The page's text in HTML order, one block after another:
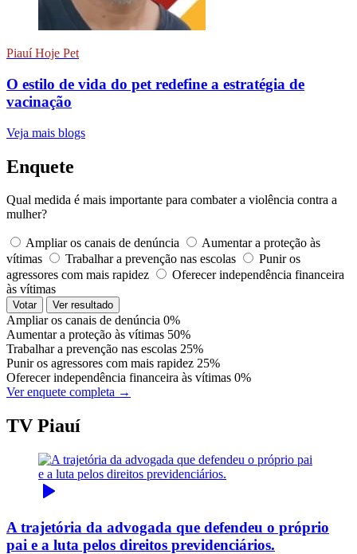
Piauí Hoje Pet
O estilo de vida do pet redefine a estratégia de
vacinação
Veja mais blogs
Enquete
Qual medida é mais importante para combater a violência contra a
mulher?
Ampliar os canais de denúncia
Aumentar a proteção às
vítimas
Trabalhar a prevenção nas escolas
Punir os
agressores com mais rapidez
Oferecer independência financeira
às vítimas
Votar Ver resultado
Ampliar os canais de denúncia 0%
Aumentar a proteção às vítimas 50%
Trabalhar a prevenção nas escolas 25%
Punir os agressores com mais rapidez 25%
Oferecer independência financeira às vítimas 0%
Ver enquete completa →
TV Piauí
A trajetória da advogada que defendeu o próprio
pai e a luta pelos direitos previdenciários.